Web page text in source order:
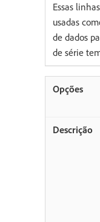
Essas
usadas
de dados
de série